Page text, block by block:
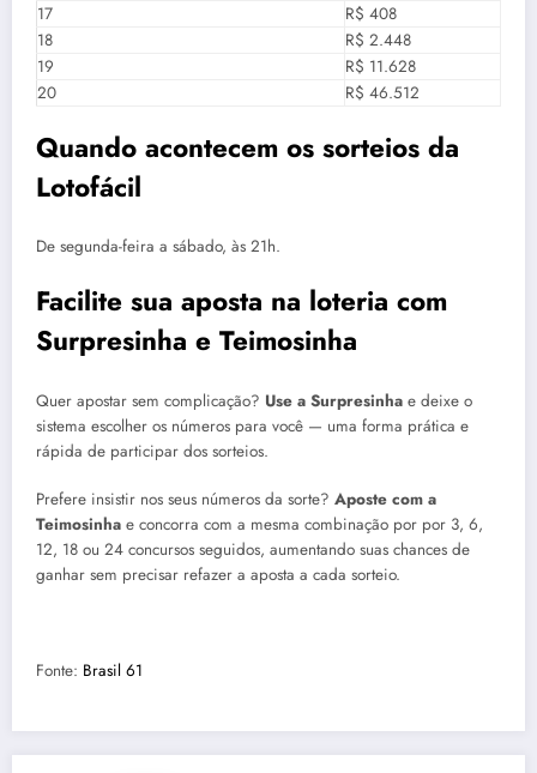
17
R$ 408
18
R$ 2.448
19
R$ 11.628
20
R$ 46.512
Quando acontecem os sorteios da
Lotofácil
De segunda-feira a sábado, às 21h.
Facilite sua aposta na loteria com
Surpresinha e Teimosinha
Quer apostar sem complicação? Use a Surpresinha e deixe o
sistema escolher os números para você — uma forma prática e
rápida de participar dos sorteios.
Prefere insistir nos seus números da sorte? Aposte com a
Teimosinha e concorra com a mesma combinação por por 3, 6,
12, 18 ou 24 concursos seguidos, aumentando suas chances de
ganhar sem precisar refazer a aposta a cada sorteio.
Fonte: Brasil 61